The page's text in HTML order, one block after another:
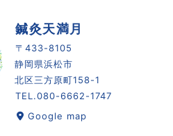
鍼灸天満月
〒433-8105
静岡県浜松市
北区三方原町158-1
TEL.080-6662-1747
Google map